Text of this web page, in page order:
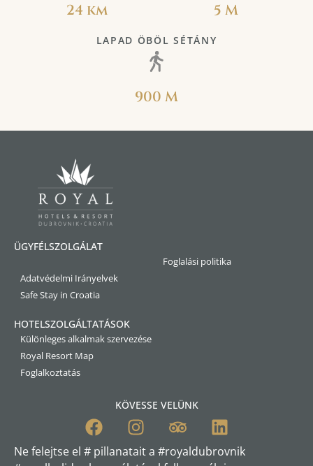
24 km 5 M
LAPAD ÖBÖL SÉTÁNY
900 M
ÜGYFÉLSZOLGÁLAT
Foglalási politika
Adatvédelmi Irányelvek
Safe Stay in Croatia
HOTELSZOLGÁLTATÁSOK
Különleges alkalmak szervezése
Royal Resort Map
Foglalkoztatás
KÖVESSE VELÜNK
Ne felejtse el # pillanatait a #royaldubrovnik